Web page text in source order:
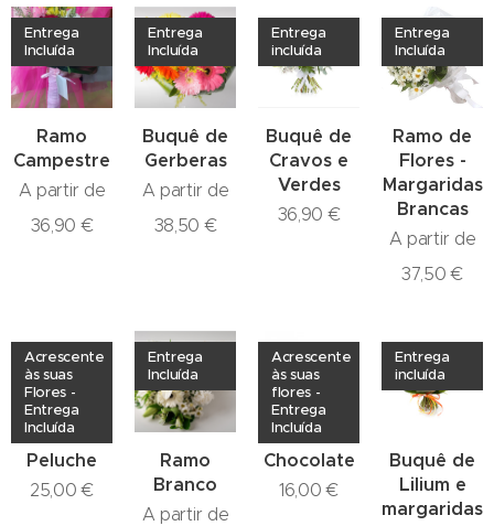
Ramo
Campestre
Entrega
Incluída
A partir de
36,90 €
Buquê de
Gerberas
Entrega
Incluída
A partir de
38,50 €
Buquê de
Cravos e
Verdes
Entrega
incluída
36,90 €
Ramo de
Flores -
Margaridas
Brancas
Entrega
Incluída
A partir de
37,50 €
Peluche
Acrescente
às suas
Flores -
Entrega
Incluída
25,00 €
Ramo
Branco
Entrega
Incluída
A partir de
Chocolate
Acrescente
às suas
flores -
Entrega
Incluída
16,00 €
Buquê de
Lilium e
margaridas
Entrega
incluída